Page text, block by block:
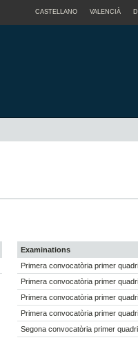
CASTELLANO VALENCIÀ
Examinations
Primera convocatòria primer
Primera convocatòria primer
Primera convocatòria primer
Primera convocatòria primer
Segona convocatòria primer